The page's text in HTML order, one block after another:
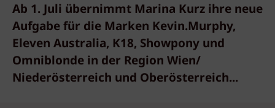
Ab 1. Juli übernimmt Marina Kurz ihre neue
Aufgabe für die Marken Kevin.Murphy,
Eleven Australia, K18, Showpony und
Omniblonde in der Region Wien/
Niederösterreich und Oberösterreich...